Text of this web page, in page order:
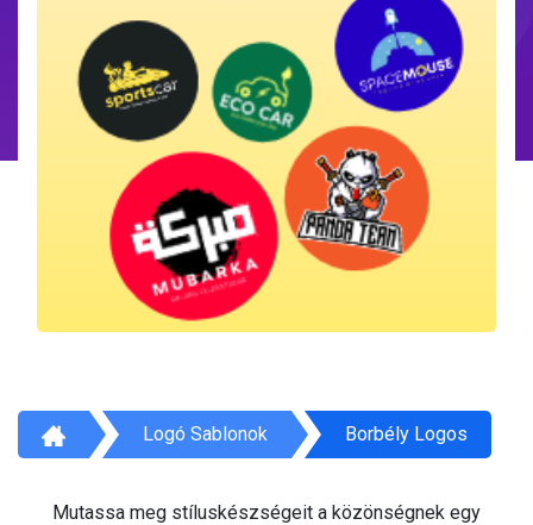
Logó Sablonok Borbély Logos
Mutassa meg stíluskészségeit a közönségnek egy